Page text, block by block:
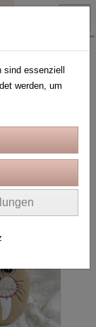
essenziell
werden, um